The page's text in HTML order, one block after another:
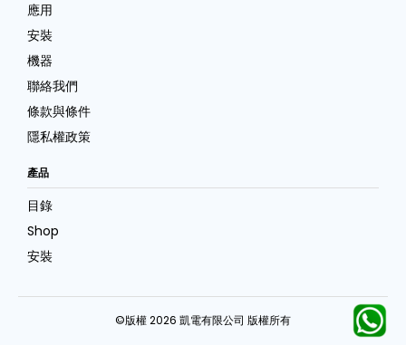
應用
安裝
機器
聯絡我們
條款與條件
隱私權政策
產品
目錄
Shop
安裝
©版權 2026 凱電有限公司 版權所有